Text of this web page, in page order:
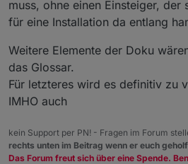
Wenn jemand vorhat ein
MQTT Adaptern zu
muss, ohne einen Einsteiger, der
für eine Installation da entlang
Weitere Elemente der Doku
das Glossar.
Für letzteres wird es definitiv zu
IMHO auch
kein Support per PN! - Fragen im Forum
rechts unten im Beitrag wenn er euch
Das Forum freut sich über eine Spende.